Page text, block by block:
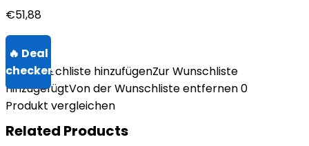
€51,88
Zur Wunschliste hinzufügenZur Wunschliste
hinzugefügtVon der Wunschliste entfernen0
Produkt vergleichen
Related Products